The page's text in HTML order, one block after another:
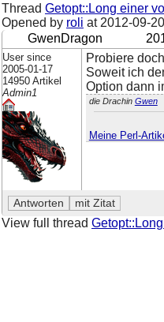
Thread Getopt::Long einer
Opened by roli at 2012-09-
GwenDragon
User since
2005-01-17
14950 Artikel
Admin1
Probiere
Soweit ich
Option dann
die Drachin Gwen
Meine Perl-
View full thread